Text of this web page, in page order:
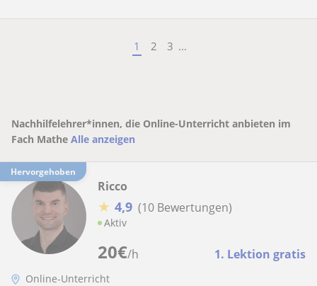
1 2 3 ...
Nachhilfelehrer*innen, die Online-Unterricht anbieten im
Fach Mathe Alle anzeigen
Hervorgehoben
20€/h 1. Lektion gratis
Ricco
★ 4,9 (10 Bewertungen)
Aktiv
Online-Unterricht